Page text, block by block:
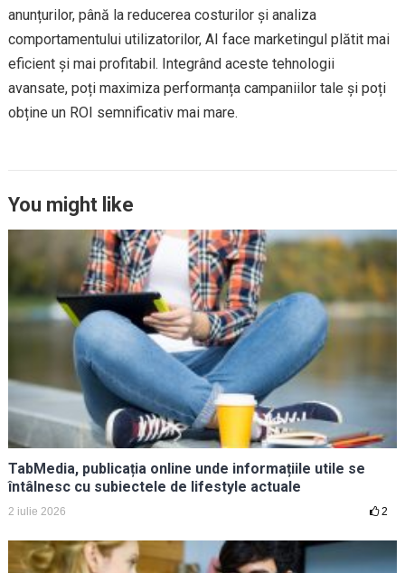
anunțurilor, până la reducerea costurilor și analiza
comportamentului utilizatorilor, AI face marketingul plătit mai
eficient și mai profitabil. Integrând aceste tehnologii
avansate, poți maximiza performanța campaniilor tale și poți
obține un ROI semnificativ mai mare.
You might like
TabMedia, publicația online unde informațiile utile se
întâlnesc cu subiectele de lifestyle actuale
2 iulie 2026 2